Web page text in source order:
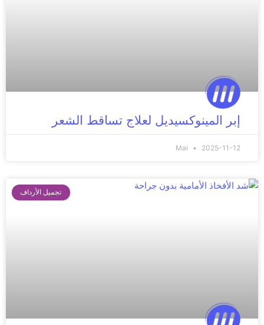
إبر المينوكسيديل لعلاج تساقط الشعر
Mai 2025-11-12
تجميل الأرداف